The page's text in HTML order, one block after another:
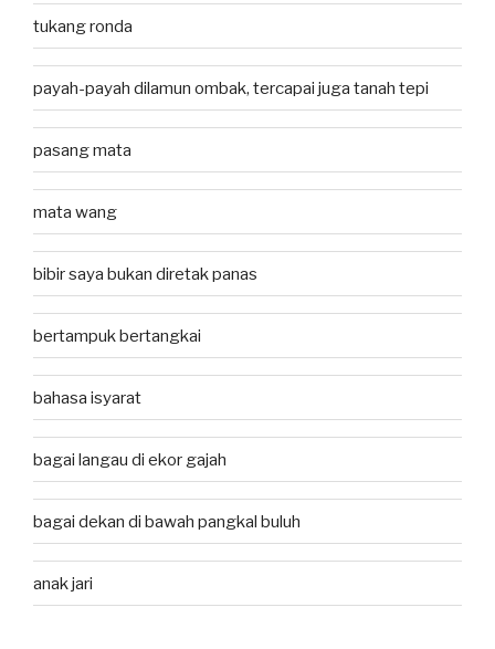
tukang ronda
payah-payah dilamun ombak, tercapai juga tanah tepi
pasang mata
mata wang
bibir saya bukan diretak panas
bertampuk bertangkai
bahasa isyarat
bagai langau di ekor gajah
bagai dekan di bawah pangkal buluh
anak jari